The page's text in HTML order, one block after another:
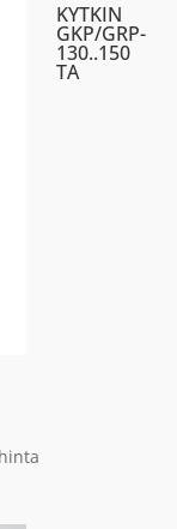
KYTKIN
GKP/GRP-
130..150
TA